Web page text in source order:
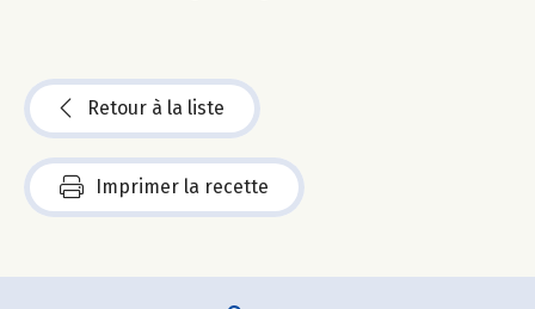
Retour à la liste
Imprimer la recette